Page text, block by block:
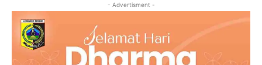
- Advertisment -